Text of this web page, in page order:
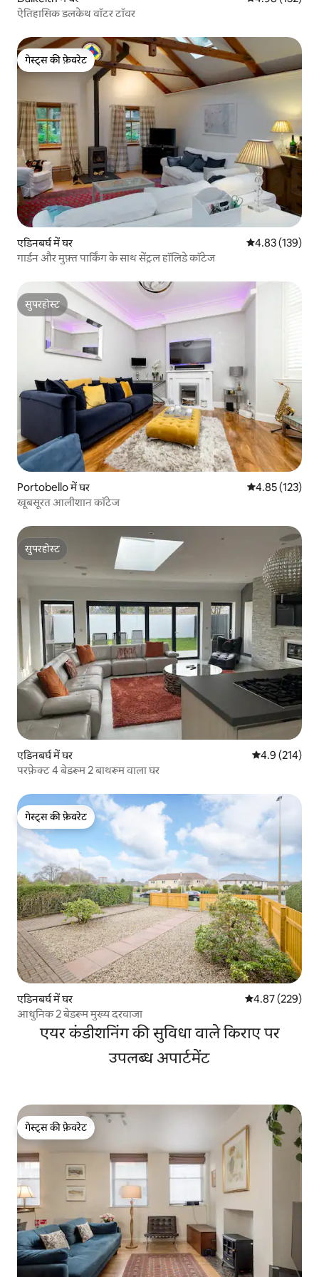
ऐतिहासिक डलकेथ वॉटर टॉवर
गेस्ट्स की फ़ेवरेट
गेस्ट्स की फ़ेवरेट
एडिनबर्घ में घर औसत रेटिंग 5 में से
4.83 (139)
गार्डन और मुफ़्त पार्किंग के साथ सेंट्रल हॉलिडे कॉटेज
सुपरहोस्ट
सुपरहोस्ट
Portobello में घर औसत रेटिंग 5 में से
4.85 (123)
खूबसूरत आलीशान कॉटेज
सुपरहोस्ट
सुपरहोस्ट
एडिनबर्घ में घर औसत रेटिंग 5 में
4.9 (214)
परफ़ेक्ट 4 बेडरूम 2 बाथरूम वाला घर
गेस्ट्स की फ़ेवरेट
गेस्ट्स की फ़ेवरेट
एडिनबर्घ में घर औसत रेटिंग 5 में से
4.87 (229)
आधुनिक 2 बेडरूम मुख्य दरवाजा
एयर कंडीशनिंग की सुविधा वाले किराए पर
उपलब्ध अपार्टमेंट
गेस्ट्स की फ़ेवरेट
गेस्ट्स की फ़ेवरेट